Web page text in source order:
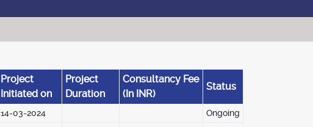
Project
Initiated on
Project
Duration
Consultancy Fee
(In INR)
Status
14-03-2024 Ongoing